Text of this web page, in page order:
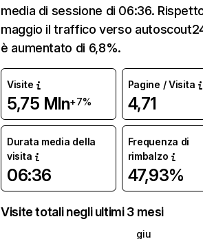
media di sessione di 06:36.
maggio il traffico verso
è aumentato di 6,8%.
Visite
5,75 Mln+7%
Pagine / Visita
4,71
Durata media della
visita
06:36
Frequenza di
rimbalzo
47,93%
Visite totali negli ultimi 3 mesi
giu